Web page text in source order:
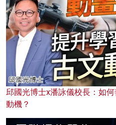
邱國光博士x潘詠儀校長：如
動機？